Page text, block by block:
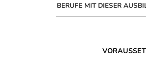
BERUFE MIT DIESER